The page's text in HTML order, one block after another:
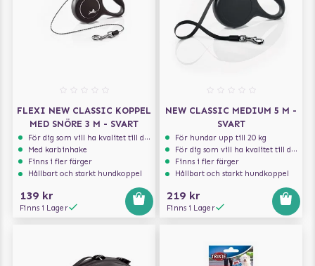
FLEXI NEW CLASSIC KOPPEL
MED SNÖRE 3 M - SVART
För dig som vill ha kvalitet till din hund!
Med karbinhake
Finns i fler färger
Hållbart och starkt hundkoppel
139 kr
Finns i Lager
NEW CLASSIC MEDIUM 5 M -
SVART
För hundar upp till 20 kg
För dig som vill ha kvalitet till din hund!
Finns i fler färger
Hållbart och starkt hundkoppel
219 kr
Finns i Lager